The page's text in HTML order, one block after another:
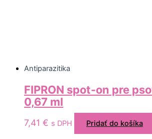
Antiparazitika
FIPRON spot-on pre
0,67 ml
7,41 € s DPH Pridať do košíka